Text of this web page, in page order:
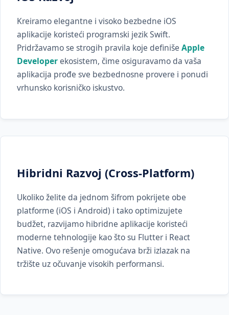
Kreiramo elegantne i visoko bezbedne iOS
aplikacije koristeći programski jezik Swift.
Pridržavamo se strogih pravila koje definiše Apple
Developer ekosistem, čime osiguravamo da vaša
aplikacija prođe sve bezbednosne provere i ponudi
vrhunsko korisničko iskustvo.
Hibridni Razvoj (Cross-Platform)
Ukoliko želite da jednom šifrom pokrijete obe
platforme (iOS i Android) i tako optimizujete
budžet, razvijamo hibridne aplikacije koristeći
moderne tehnologije kao što su Flutter i React
Native. Ovo rešenje omogućava brži izlazak na
tržište uz očuvanje visokih performansi.